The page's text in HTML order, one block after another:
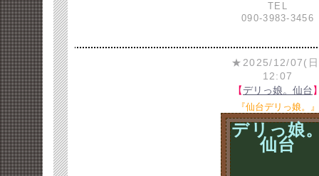
TEL
090-3983-3456
★2025/12/07(
12:07
【デリっ娘。仙台
『仙台デリっ娘。』
デリっ娘
仙台